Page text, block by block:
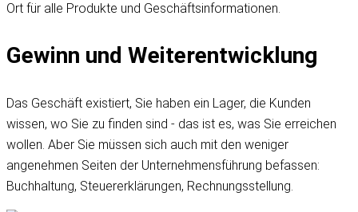
Ort für alle Produkte und Geschäftsinformationen.
Gewinn und Weiterentwicklung
Das Geschäft existiert, Sie haben ein Lager, die Kunden
wissen, wo Sie zu finden sind - das ist es, was Sie erreichen
wollen. Aber Sie müssen sich auch mit den weniger
angenehmen Seiten der Unternehmensführung befassen:
Buchhaltung, Steuererklärungen, Rechnungsstellung.